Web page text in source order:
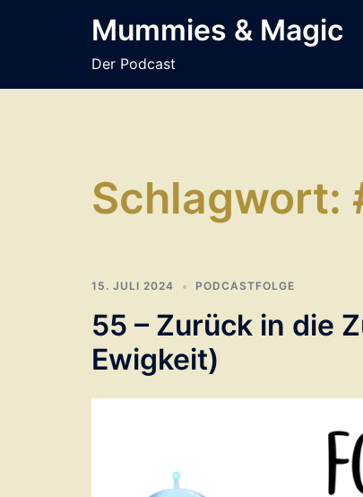
Mummies & Magic
Der Podcast
Schlagwort:
15. JULI 2024 PODCASTFOLGE
55 – Zurück in die
Ewigkeit)